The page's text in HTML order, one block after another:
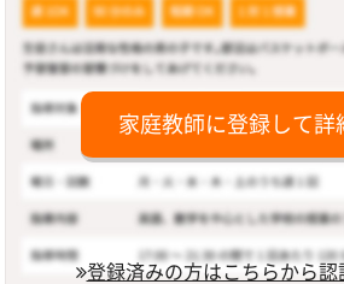
家庭教師に登録して詳
登録済みの方はこちらから認